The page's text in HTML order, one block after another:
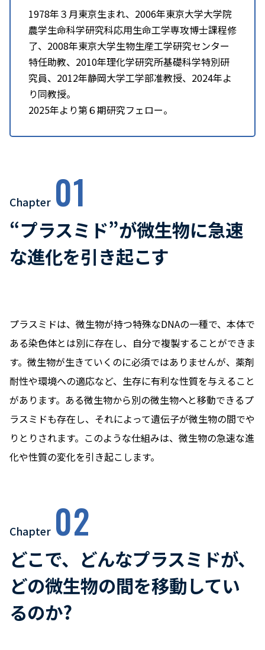
1978年３月東京生まれ、2006年東京大学大学院
農学生命科学研究科応用生命工学専攻博士課程修
了、2008年東京大学生物生産工学研究センター
特任助教、2010年理化学研究所基礎科学特別研
究員、2012年静岡大学工学部准教授、2024年よ
り同教授。
2025年より第６期研究フェロー。
Chapter 01
“プラスミド”が微生物に急速
な進化を引き起こす
プラスミドは、微生物が持つ特殊なDNAの一種で、本体で
ある染色体とは別に存在し、自分で複製することができま
す。微生物が生きていくのに必須ではありませんが、薬剤
耐性や環境への適応など、生存に有利な性質を与えること
があります。ある微生物から別の微生物へと移動できるプ
ラスミドも存在し、それによって遺伝子が微生物の間でや
りとりされます。このような仕組みは、微生物の急速な進
化や性質の変化を引き起こします。
Chapter 02
どこで、どんなプラスミドが、
どの微生物の間を移動してい
るのか?